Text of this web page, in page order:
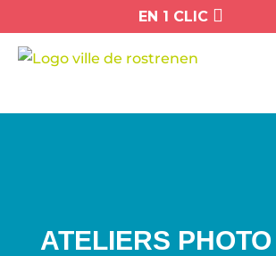
EN 1 CLIC 
ATELIERS PHOTO